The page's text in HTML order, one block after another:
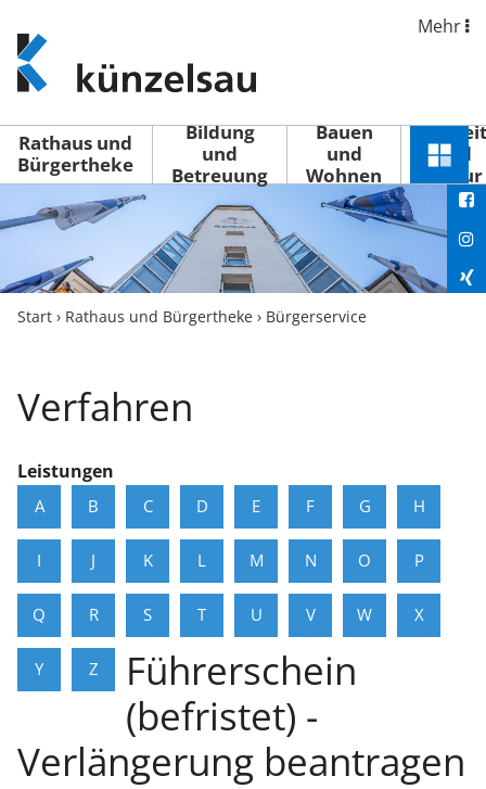
www.kuenzelsau.de
(zur
Startseite)
Mehr
Rathaus und
Bürgertheke
Bildung
und
Betreuung
Bauen
und
Wohnen
Freizeit
und
Kultur
Menü
Start › Rathaus und Bürgertheke › Bürgerservice
Verfahren
Leistungen
A B C D E F G H
I J K L M N O P
Q R S T U V W X
Y Z
Führerschein
(befristet) -
Verlängerung beantragen